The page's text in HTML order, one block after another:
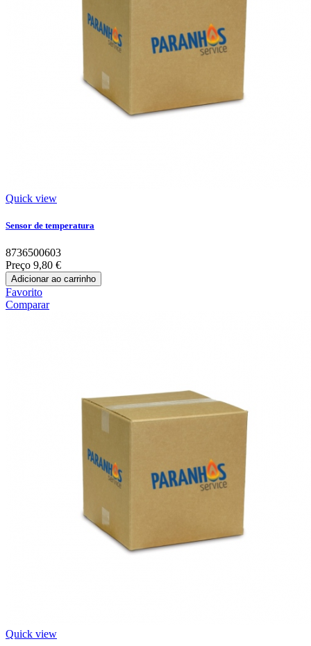
Quick view
Sensor de temperatura
8736500603
Preço 9,80 €
Adicionar ao carrinho
Favorito
Comparar
Quick view